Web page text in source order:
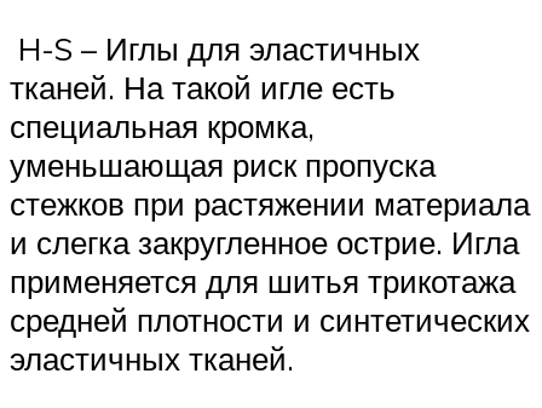
H-S – Иглы для эластичных
тканей. На такой игле есть
специальная кромка,
уменьшающая риск пропуска
стежков при растяжении материала
и слегка закругленное острие. Игла
применяется для шитья трикотажа
средней плотности и синтетических
эластичных тканей.